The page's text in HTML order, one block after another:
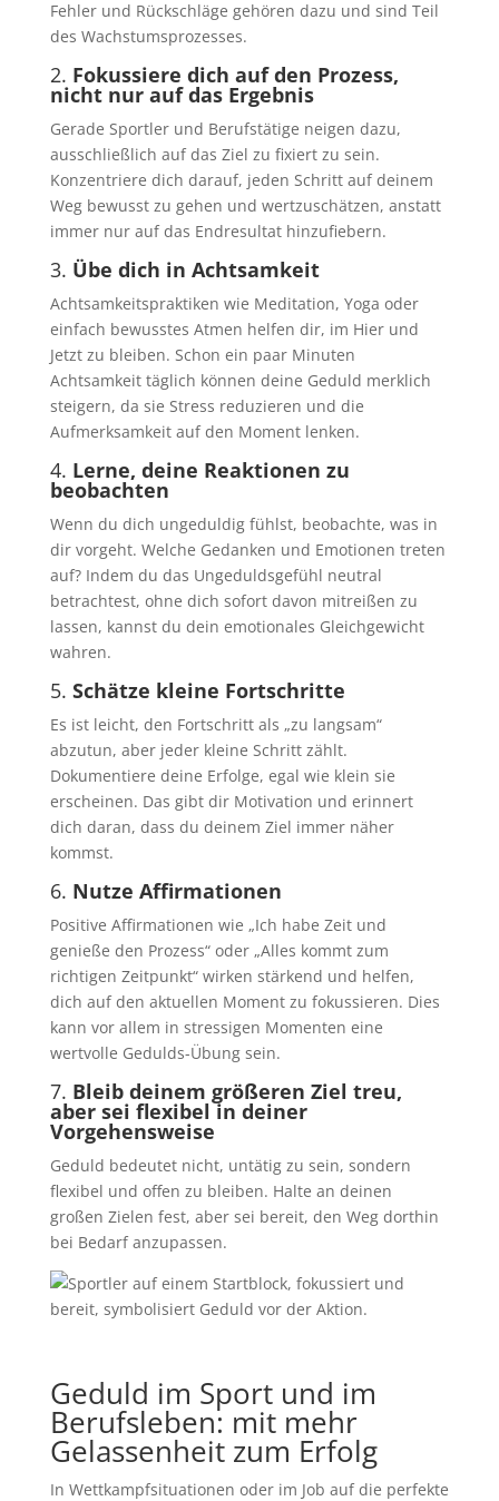
Fehler und Rückschläge gehören dazu und sind Teil
des Wachstumsprozesses.
2. Fokussiere dich auf den Prozess,
nicht nur auf das Ergebnis
Gerade Sportler und Berufstätige neigen dazu,
ausschließlich auf das Ziel zu fixiert zu sein.
Konzentriere dich darauf, jeden Schritt auf deinem
Weg bewusst zu gehen und wertzuschätzen, anstatt
immer nur auf das Endresultat hinzufiebern.
3. Übe dich in Achtsamkeit
Achtsamkeitspraktiken wie Meditation, Yoga oder
einfach bewusstes Atmen helfen dir, im Hier und
Jetzt zu bleiben. Schon ein paar Minuten
Achtsamkeit täglich können deine Geduld merklich
steigern, da sie Stress reduzieren und die
Aufmerksamkeit auf den Moment lenken.
4. Lerne, deine Reaktionen zu
beobachten
Wenn du dich ungeduldig fühlst, beobachte, was in
dir vorgeht. Welche Gedanken und Emotionen treten
auf? Indem du das Ungeduldsgefühl neutral
betrachtest, ohne dich sofort davon mitreißen zu
lassen, kannst du dein emotionales Gleichgewicht
wahren.
5. Schätze kleine Fortschritte
Es ist leicht, den Fortschritt als „zu langsam“
abzutun, aber jeder kleine Schritt zählt.
Dokumentiere deine Erfolge, egal wie klein sie
erscheinen. Das gibt dir Motivation und erinnert
dich daran, dass du deinem Ziel immer näher
kommst.
6. Nutze Affirmationen
Positive Affirmationen wie „Ich habe Zeit und
genieße den Prozess“ oder „Alles kommt zum
richtigen Zeitpunkt“ wirken stärkend und helfen,
dich auf den aktuellen Moment zu fokussieren. Dies
kann vor allem in stressigen Momenten eine
wertvolle Gedulds-Übung sein.
7. Bleib deinem größeren Ziel treu,
aber sei flexibel in deiner
Vorgehensweise
Geduld bedeutet nicht, untätig zu sein, sondern
flexibel und offen zu bleiben. Halte an deinen
großen Zielen fest, aber sei bereit, den Weg dorthin
bei Bedarf anzupassen.
Geduld im Sport und im
Berufsleben: mit mehr
Gelassenheit zum Erfolg
In Wettkampfsituationen oder im Job auf die perfekte